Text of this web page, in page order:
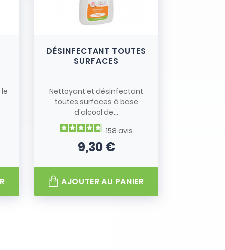
DÉSINFECTANT TOUTES
SURFACES
Nettoyant et désinfectant
toutes surfaces à base
d'alcool de...
158 avis
Prix
9,30 €
AJOUTER AU PANIER